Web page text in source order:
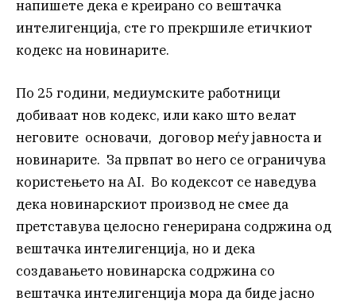
напишете дека е креирано со вештачка
интелигенција, сте го прекршиле етичкиот
кодекс на новинарите.
По 25 години, медиумските работници
добиваат нов кодекс, или како што велат
неговите основачи, договор меѓу јавноста и
новинарите. За првпат во него се ограничува
користењето на AI. Во кодексот се наведува
дека новинарскиот производ не смее да
претставува целосно генерирана содржина од
вештачка интелигенција, но и дека
создавањето новинарска содржина со
вештачка интелигенција мора да биде јасно